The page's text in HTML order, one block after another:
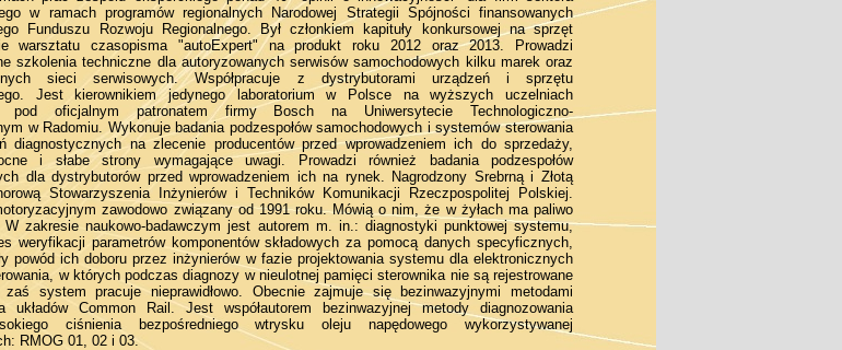
w ramach programów regionalnych Narodowej Strategii Spójności finansowanych
Funduszu Rozwoju Regionalnego. Był członkiem kapituły konkursowej na sprzęt
warsztatu czasopisma "autoExpert" na produkt roku 2012 oraz 2013. Prowadzi
szkolenia techniczne dla autoryzowanych serwisów samochodowych kilku marek oraz
sieci serwisowych. Współpracuje z dystrybutorami urządzeń i sprzętu
Jest kierownikiem jedynego laboratorium w Polsce na wyższych uczelniach
pod oficjalnym patronatem firmy Bosch na Uniwersytecie Technologiczno-
w Radomiu. Wykonuje badania podzespołów samochodowych i systemów sterowania
diagnostycznych na zlecenie producentów przed wprowadzeniem ich do sprzedaży,
i słabe strony wymagające uwagi. Prowadzi również badania podzespołów
dla dystrybutorów przed wprowadzeniem ich na rynek. Nagrodzony Srebrną i Złotą
Stowarzyszenia Inżynierów i Techników Komunikacji Rzeczpospolitej Polskiej.
zawodowo związany od 1991 roku. Mówią o nim, że w żyłach ma paliwo
zakresie naukowo-badawczym jest autorem m. in.: diagnostyki punktowej systemu,
weryfikacji parametrów komponentów składowych za pomocą danych specyficznych,
powód ich doboru przez inżynierów w fazie projektowania systemu dla elektronicznych
w których podczas diagnozy w nieulotnej pamięci sterownika nie są rejestrowane
zaś system pracuje nieprawidłowo. Obecnie zajmuje się bezinwazyjnymi metodami
układów Common Rail. Jest współautorem bezinwazyjnej metody diagnozowania
ciśnienia bezpośredniego wtrysku oleju napędowego wykorzystywanej
RMOG 01, 02 i 03.